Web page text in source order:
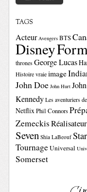
TAGS
Acteur Avengers BTS
Disney
thrones George Lucas
Histoire vraie image
John Doe John Hurt
Kennedy Les aventuriers
NetflixPhil Connors
ZemeckisRéalisateur
Seven Shia LaBeouf
TournageUniversal
Somerset